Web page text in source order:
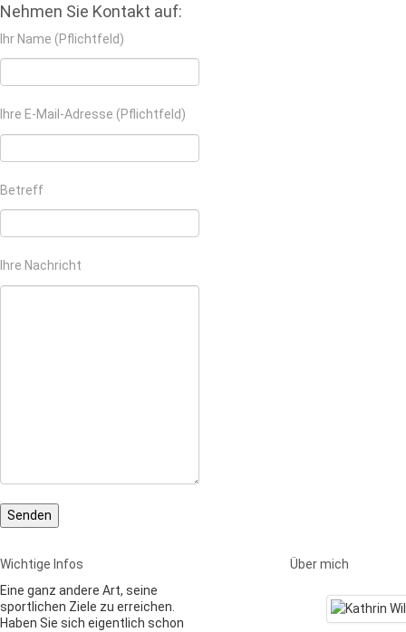
Nehmen Sie Kontakt auf:
Ihr Name (Pflichtfeld)
Ihre E-Mail-Adresse (Pflichtfeld)
Betreff
Ihre Nachricht
Wichtige Infos
Eine ganz andere Art, seine
sportlichen Ziele zu erreichen.
Haben Sie sich eigentlich schon
Über mich